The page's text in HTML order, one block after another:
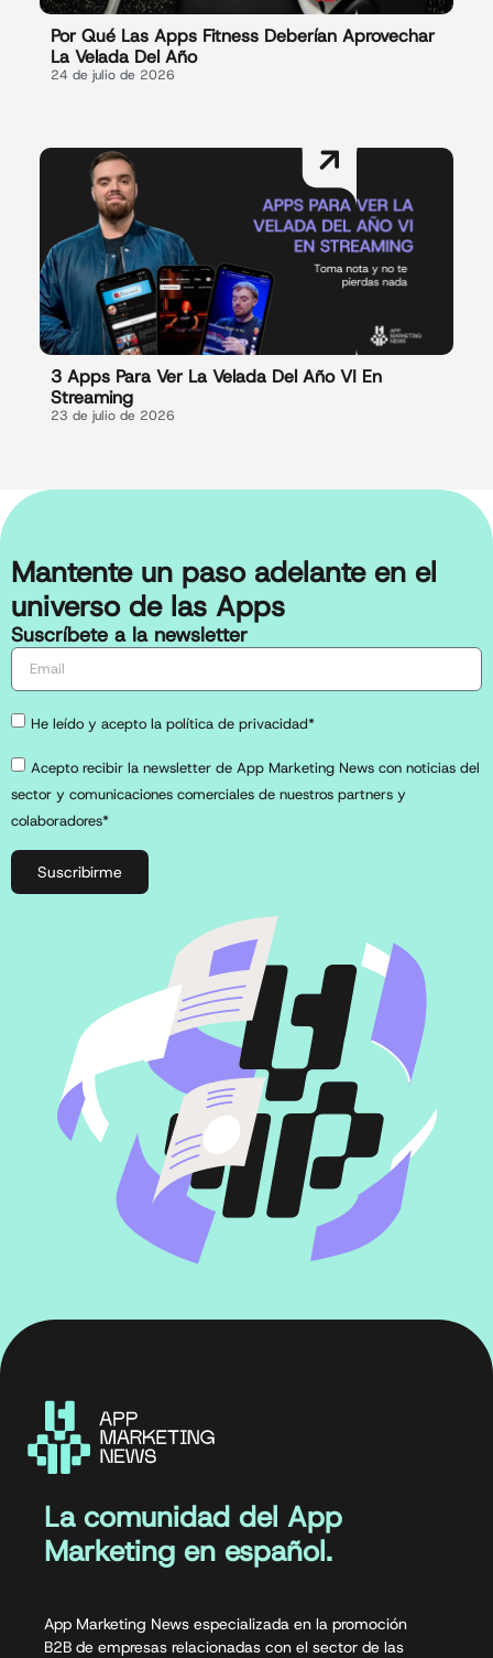
Por Qué Las Apps Fitness Deberían Aprovechar
La Velada Del Año
24 de julio de 2026
3 Apps Para Ver La Velada Del Año VI En
Streaming
23 de julio de 2026
Mantente un paso adelante en el
universo de las Apps
Suscríbete a la newsletter
He leído y acepto la política de privacidad*
Acepto recibir la newsletter de App Marketing News con noticias del
sector y comunicaciones comerciales de nuestros partners y
colaboradores*
Suscribirme
La comunidad del App
Marketing en español.
App Marketing News especializada en la promoción
B2B de empresas relacionadas con el sector de las